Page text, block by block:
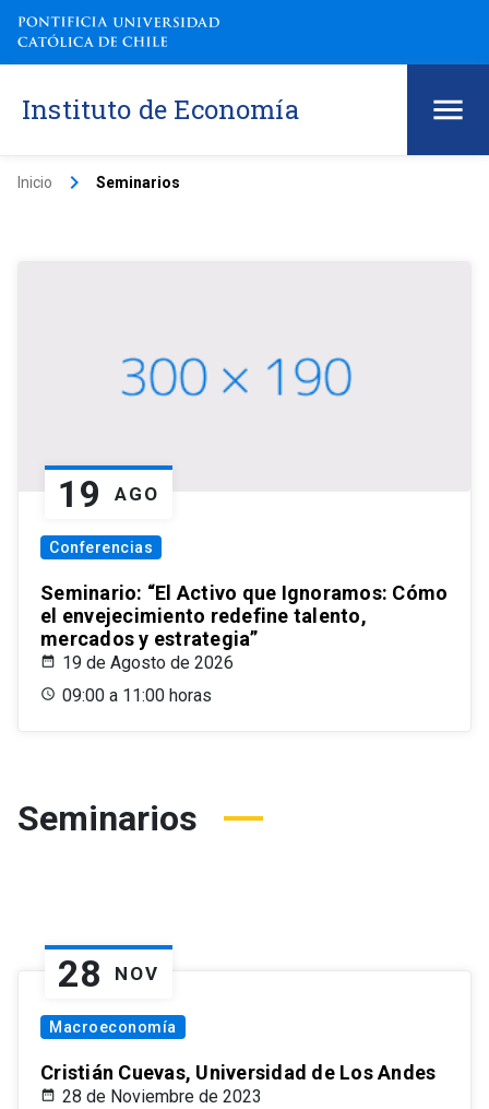
Instituto de Economía
Inicio keyboard_arrow_right Seminarios
19 AGO
Conferencias
Seminario: “El Activo que Ignoramos: Cómo
el envejecimiento redefine talento,
mercados y estrategia”
19 de Agosto de 2026
09:00 a 11:00 horas
Seminarios
28 NOV
Macroeconomía
Cristián Cuevas, Universidad de Los Andes
28 de Noviembre de 2023